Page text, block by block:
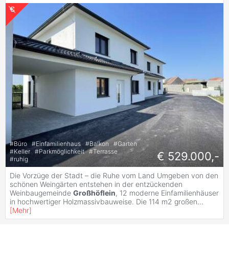
#Büro #Einfamilienhaus #Balkon #Garten
#Keller #Parkmöglichkeit #Terrasse
#ruhig € 529.000,-
Die Vorzüge der Stadt – die Ruhe vom Land Umgeben von den
schönen Weingärten entstehen in der entzückenden
Weinbaugemeinde Großhöflein, 12 moderne Einfamilienhäuser
in hochwertiger Holzmassivbauweise. Die 114 m2 großen...
[Mehr]